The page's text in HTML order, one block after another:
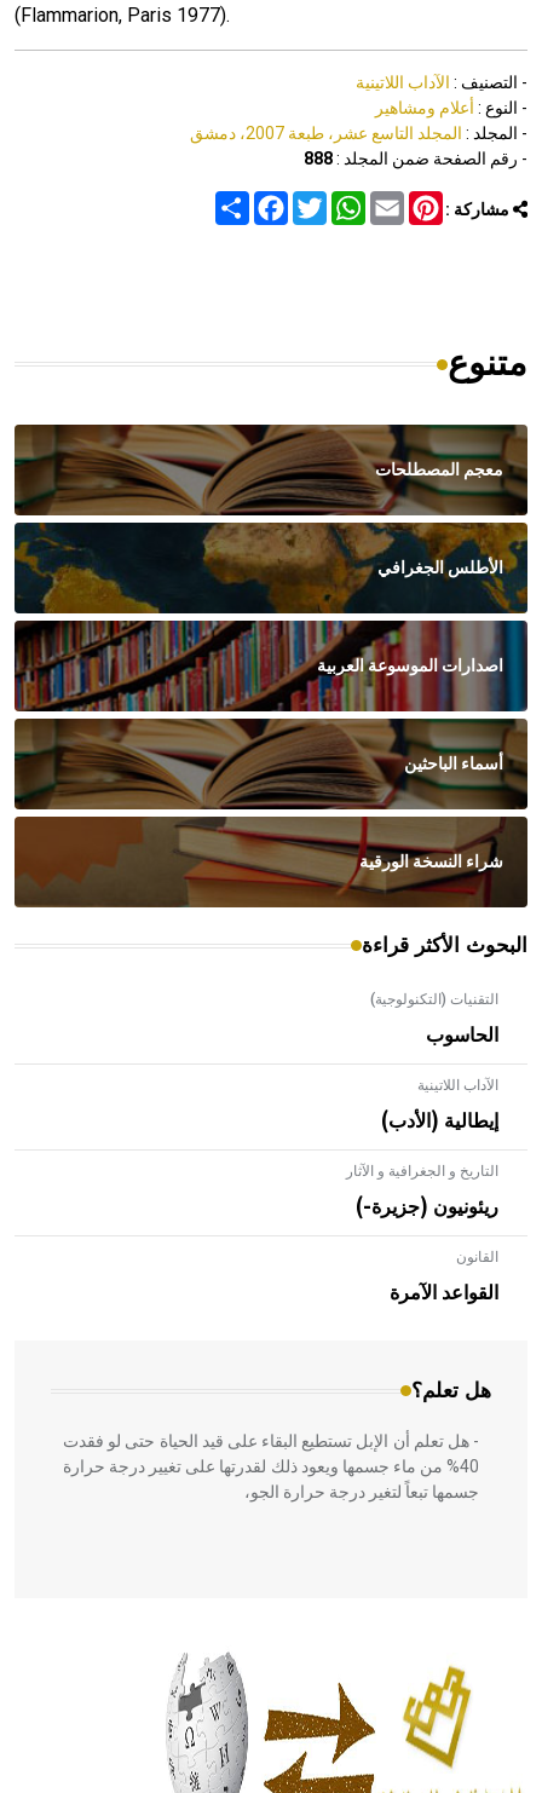
(Flammarion, Paris 1977).
- التصنيف : الآداب اللاتينية
- النوع : أعلام ومشاهير
- المجلد : المجلد التاسع عشر، طبعة 2007، دمشق
- رقم الصفحة ضمن المجلد :888
مشاركة : Share
FacebookTwitter
WhatsAppEmail
Pinterest
متنوع
معجم المصطلحات
الأطلس الجغرافي
اصدارات الموسوعة العربية
أسماء الباحثين
شراء النسخة الورقية
البحوث الأكثر قراءة
التقنيات (التكنولوجية)
الحاسوب
الآداب اللاتينية
إيطالية (الأدب)
التاريخ و الجغرافية و الآثار
ريئونيون (جزيرة-)
القانون
القواعد الآمرة
هل تعلم؟
- هل تعلم أن الأبلق نوع من الفنون الهندسية التي ارتبطت
بالعمارة الإسلامية في بلاد الشام ومصر خاصة، حيث يحرص
المعمار على بناء مداميكه وخاصة في الواجهات
- هل تعلم أن الإبل تستطيع البقاء على قيد الحياة حتى لو فقدت
40% من ماء جسمها ويعود ذلك لقدرتها على تغيير درجة حرارة
جسمها تبعاً لتغير درجة حرارة الجو،
الحكم، الأدلة، تنظيم التغذية، ورسالته في جروح الرأس. ويعود
له الفضل بأنه حرر الطب من الدين والفلسفة.